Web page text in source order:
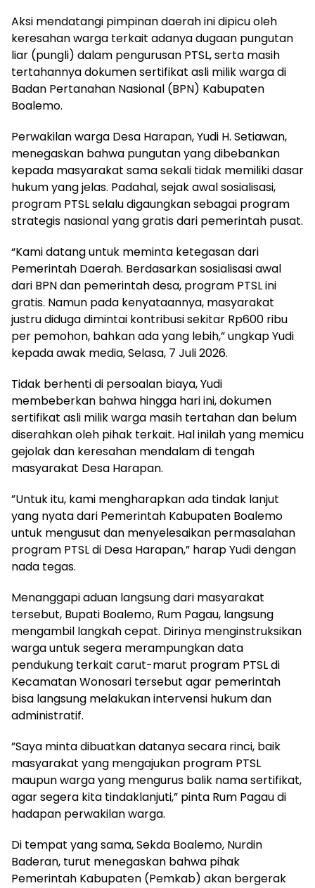
​Aksi mendatangi pimpinan daerah ini dipicu oleh
keresahan warga terkait adanya dugaan pungutan
liar (pungli) dalam pengurusan PTSL, serta masih
tertahannya dokumen sertifikat asli milik warga di
Badan Pertanahan Nasional (BPN) Kabupaten
Boalemo.
​Perwakilan warga Desa Harapan, Yudi H. Setiawan,
menegaskan bahwa pungutan yang dibebankan
kepada masyarakat sama sekali tidak memiliki dasar
hukum yang jelas. Padahal, sejak awal sosialisasi,
program PTSL selalu digaungkan sebagai program
strategis nasional yang gratis dari pemerintah pusat.
​“Kami datang untuk meminta ketegasan dari
Pemerintah Daerah. Berdasarkan sosialisasi awal
dari BPN dan pemerintah desa, program PTSL ini
gratis. Namun pada kenyataannya, masyarakat
justru diduga dimintai kontribusi sekitar Rp600 ribu
per pemohon, bahkan ada yang lebih,” ungkap Yudi
kepada awak media, Selasa, 7 Juli 2026.
​Tidak berhenti di persoalan biaya, Yudi
membeberkan bahwa hingga hari ini, dokumen
sertifikat asli milik warga masih tertahan dan belum
diserahkan oleh pihak terkait. Hal inilah yang memicu
gejolak dan keresahan mendalam di tengah
masyarakat Desa Harapan.
​”Untuk itu, kami mengharapkan ada tindak lanjut
yang nyata dari Pemerintah Kabupaten Boalemo
untuk mengusut dan menyelesaikan permasalahan
program PTSL di Desa Harapan,” harap Yudi dengan
nada tegas.
​Menanggapi aduan langsung dari masyarakat
tersebut, Bupati Boalemo, Rum Pagau, langsung
mengambil langkah cepat. Dirinya menginstruksikan
warga untuk segera merampungkan data
pendukung terkait carut-marut program PTSL di
Kecamatan Wonosari tersebut agar pemerintah
bisa langsung melakukan intervensi hukum dan
administratif.
​”Saya minta dibuatkan datanya secara rinci, baik
masyarakat yang mengajukan program PTSL
maupun warga yang mengurus balik nama sertifikat,
agar segera kita tindaklanjuti,” pinta Rum Pagau di
hadapan perwakilan warga.
​Di tempat yang sama, Sekda Boalemo, Nurdin
Baderan, turut menegaskan bahwa pihak
Pemerintah Kabupaten (Pemkab) akan bergerak